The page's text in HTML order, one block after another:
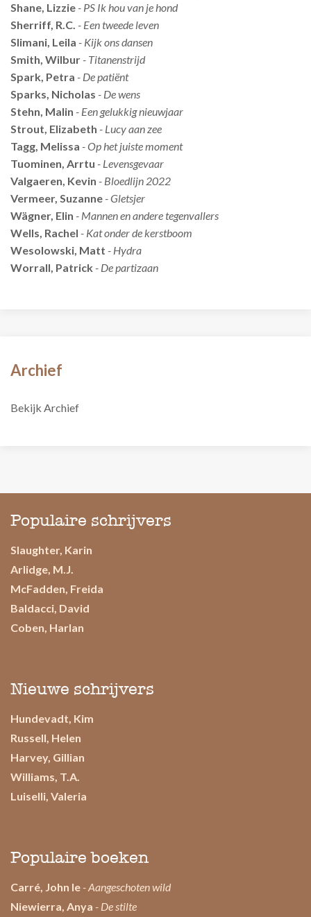
Shane, Lizzie - PS Ik hou van je hond
Sherriff, R.C. - Een tweede leven
Slimani, Leila - Kijk ons dansen
Smith, Wilbur - Titanenstrijd
Spark, Petra - De patiënt
Sparks, Nicholas - De wens
Stehn, Malin - Een gelukkig nieuwjaar
Strout, Elizabeth - Lucy aan zee
Tagg, Melissa - Op het juiste moment
Tuominen, Arrtu - Levensgevaar
Valgaeren, Kevin - Bloedlijn 2022
Vermeer, Suzanne - Gletsjer
Wägner, Elin - Mannen en andere tegenvallers
Wells, Rachel - Kat onder de kerstboom
Wesolowski, Matt - Hydra
Worrall, Patrick - De partizaan
Archief
Bekijk Archief
Populaire schrijvers
Slaughter, Karin
Arlidge, M.J.
McFadden, Freida
Baldacci, David
Coben, Harlan
Nieuwe schrijvers
Hundevadt, Kim
Russell, Helen
Harvey, Gillian
Williams, T.A.
Luiselli, Valeria
Populaire boeken
Carré, John le - Aangeschoten wild
Niewierra, Anya - De stilte